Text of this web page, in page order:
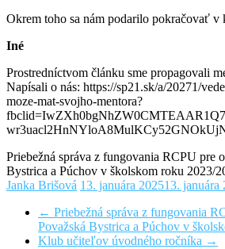
Okrem toho sa nám podarilo pokračovať v
Iné
Prostredníctvom článku sme propagovali
Napísali o nás: https://sp21.sk/a/20271/
moze-mat-svojho-mentora?
Priebežná správa z fungovania RCPU pre
Bystrica a Púchov v školskom roku 2023/
Janka Brišová 13. januára 202513. januára
← Priebežná správa z fungovania
Považská Bystrica a Púchov v
Klub učiteľov úvodného ročníka →